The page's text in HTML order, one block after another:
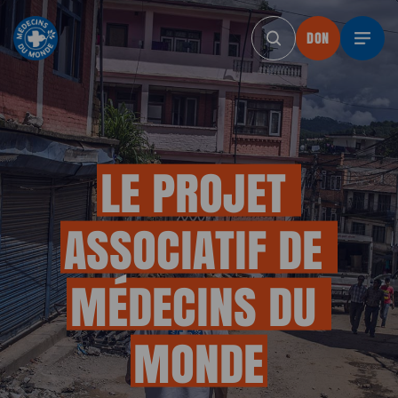
DON DON DON DON
DON
LEPROJET
ASSOCIATIFDE
MÉDECINSDU
MONDE